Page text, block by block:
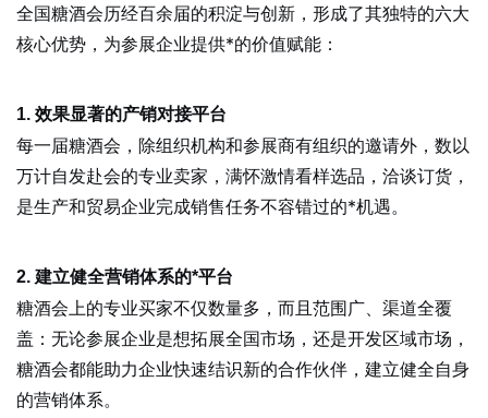
全国糖酒会历经百余届的积淀与创新，形成了其独特的六大
核心优势，为参展企业提供*的价值赋能：
1. 效果显著的产销对接平台
每一届糖酒会，除组织机构和参展商有组织的邀请外，数以
万计自发赴会的专业卖家，满怀激情看样选品，洽谈订货，
是生产和贸易企业完成销售任务不容错过的*机遇。
2. 建立健全营销体系的*平台
糖酒会上的专业买家不仅数量多，而且范围广、渠道全覆
盖：无论参展企业是想拓展全国市场，还是开发区域市场，
糖酒会都能助力企业快速结识新的合作伙伴，建立健全自身
的营销体系。